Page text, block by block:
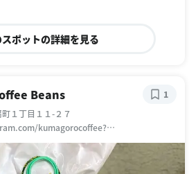
スポットの詳細を見る
Beans
１丁目１１-２７
kumagorocoffee?
1